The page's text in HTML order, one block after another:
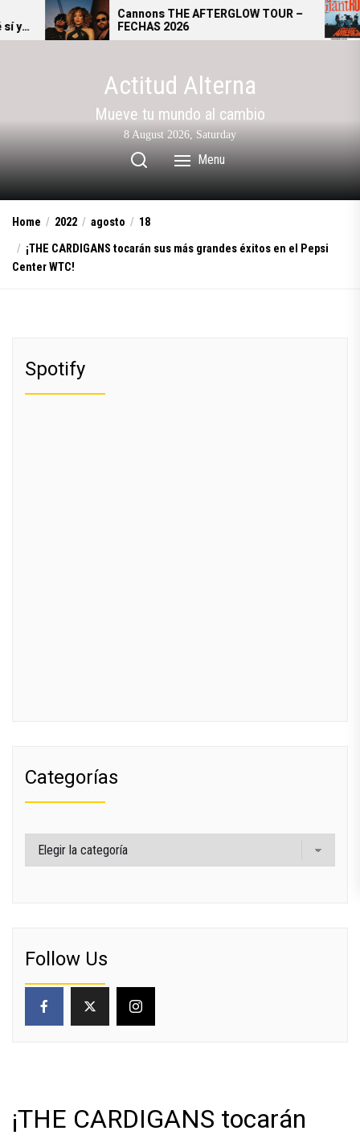
to
Cannons THE AFTERGLOW TOUR –
FECHAS 2026
Giant
se
Actitud Alterna
Mueve tu mundo al cambio
8 August 2026, Saturday
Menu
Home 2022 agosto
18
¡THE CARDIGANS tocarán sus más grandes éxitos en el Pepsi
Center WTC!
¡THE CARDIGANS tocarán
Spotify
Categorías
Categorías
Follow Us